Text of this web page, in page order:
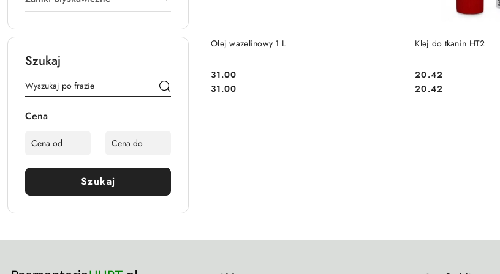
Szukaj
Cena
Szukaj
Olej wazelinowy 1 L
Cena:
31.00
Cena:
31.00
Klej do tkanin HT2
Cena:
20.42
Cena:
20.42